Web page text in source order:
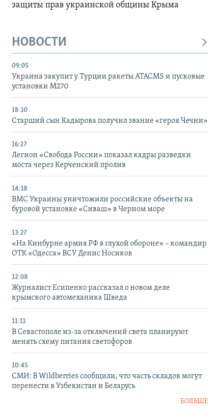
защиты прав украинской общины Крыма
НОВОСТИ
09:05
Украина закупит у Турции ракеты ATACMS и пусковые
установки M270
18:10
Старший сын Кадырова получил звание «героя Чечни»
16:27
Легион «Свобода России» показал кадры разведки
моста через Керченский пролив
14:18
ВМС Украины уничтожили российские объекты на
буровой установке «Сиваш» в Черном море
13:27
«На Кинбурне армия РФ в глухой обороне» – командир
ОТК «Одесса» ВСУ Денис Носиков
12:08
Журналист Есипенко рассказал о новом деле
крымского автомеханика Шведа
11:11
В Севастополе из-за отключений света планируют
менять схему питания светофоров
10:45
СМИ: В Wildberries сообщили, что часть складов могут
перенести в Узбекистан и Беларусь
БОЛЬШЕ